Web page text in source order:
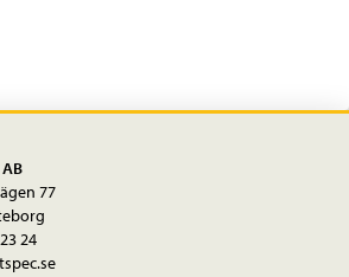
77
24